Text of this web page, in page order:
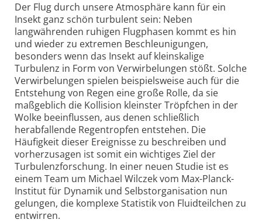
Der Flug durch unsere Atmosphäre kann für ein
Insekt ganz schön turbulent sein: Neben
langwährenden ruhigen Flugphasen kommt es hin
und wieder zu extremen Beschleunigungen,
besonders wenn das Insekt auf kleinskalige
Turbulenz in Form von Verwirbelungen stößt. Solche
Verwirbelungen spielen beispielsweise auch für die
Entstehung von Regen eine große Rolle, da sie
maßgeblich die Kollision kleinster Tröpfchen in der
Wolke beeinflussen, aus denen schließlich
herabfallende Regentropfen entstehen. Die
Häufigkeit dieser Ereignisse zu beschreiben und
vorherzusagen ist somit ein wichtiges Ziel der
Turbulenz­forschung. In einer neuen Studie ist es
einem Team um Michael Wilczek vom Max-Planck-
Institut für Dynamik und Selbstorganisation nun
gelungen, die komplexe Statistik von Fluidteilchen zu
entwirren.